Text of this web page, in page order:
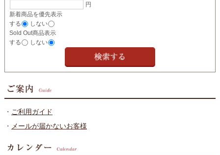
円
新着商品を優先表示
する
しない
Sold Out商品表示
する
しない
・ ご利用ガイド
・ メールが届かないお客様